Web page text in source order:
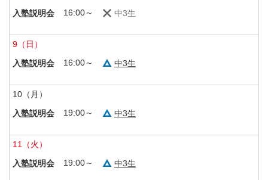
入塾説明会
16:00～ 中3生
9 （日）
入塾説明会
16:00～ 中3生
10 （月）
入塾説明会
19:00～ 中3生
11
（火）
入塾説明会
19:00～ 中3生